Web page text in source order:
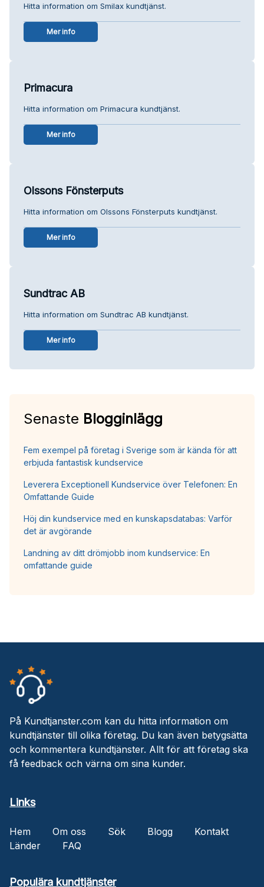
Hitta information om Smilax kundtjänst.
Mer info
Primacura
Hitta information om Primacura kundtjänst.
Mer info
Olssons Fönsterputs
Hitta information om Olssons Fönsterputs kundtjänst.
Mer info
Sundtrac AB
Hitta information om Sundtrac AB kundtjänst.
Mer info
Senaste Blogginlägg
Fem exempel på företag i Sverige som är kända för att
erbjuda fantastisk kundservice
Leverera Exceptionell Kundservice över Telefonen: En
Omfattande Guide
Höj din kundservice med en kunskapsdatabas: Varför
det är avgörande
Landning av ditt drömjobb inom kundservice: En
omfattande guide
På Kundtjanster.com kan du hitta information om
kundtjänster till olika företag. Du kan även betygsätta
och kommentera kundtjänster. Allt för att företag ska
få feedback och värna om sina kunder.
Links
Hem Om oss Sök Blogg
Kontakt
Länder
FAQ
Populära kundtjänster